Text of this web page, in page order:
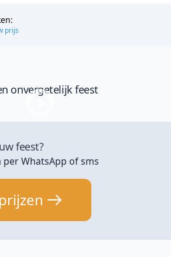
prijs
onvergetelijk feest
feest?
WhatsApp of sms